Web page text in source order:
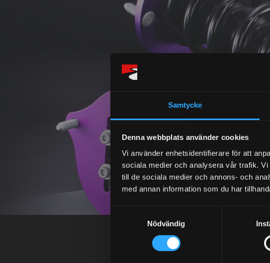
Samtycke
Denna webbplats använder cookies
Vi använder enhetsidentifierare för att
sociala medier och analysera vår trafik.
till de sociala medier och annons- och
med annan information som du har
Nödvändig